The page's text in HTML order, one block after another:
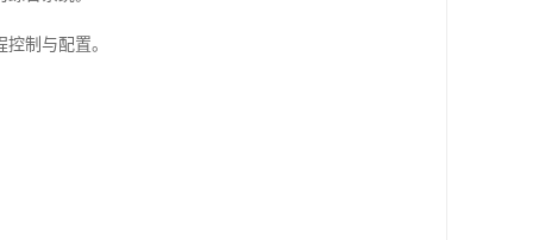
制与配置。